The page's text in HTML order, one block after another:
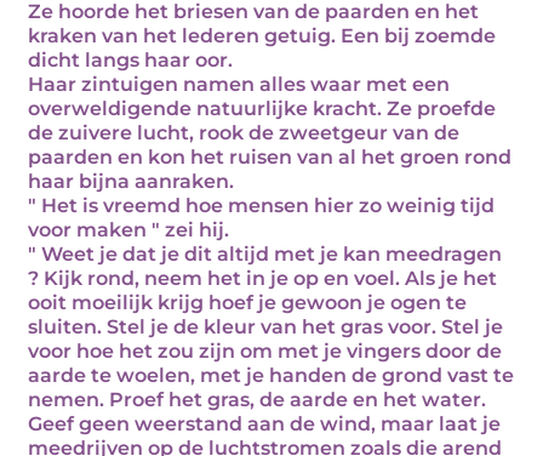
Ze hoorde het briesen van de paarden en het
kraken van het lederen getuig. Een bij zoemde
dicht langs haar oor.
Haar zintuigen namen alles waar met een
overweldigende natuurlijke kracht. Ze proefde
de zuivere lucht, rook de zweetgeur van de
paarden en kon het ruisen van al het groen rond
haar bijna aanraken.
" Het is vreemd hoe mensen hier zo weinig tijd
voor maken " zei hij.
" Weet je dat je dit altijd met je kan meedragen
? Kijk rond, neem het in je op en voel. Als je het
ooit moeilijk krijg hoef je gewoon je ogen te
sluiten. Stel je de kleur van het gras voor. Stel je
voor hoe het zou zijn om met je vingers door de
aarde te woelen, met je handen de grond vast te
nemen. Proef het gras, de aarde en het water.
Geef geen weerstand aan de wind, maar laat je
meedrijven op de luchtstromen zoals die arend